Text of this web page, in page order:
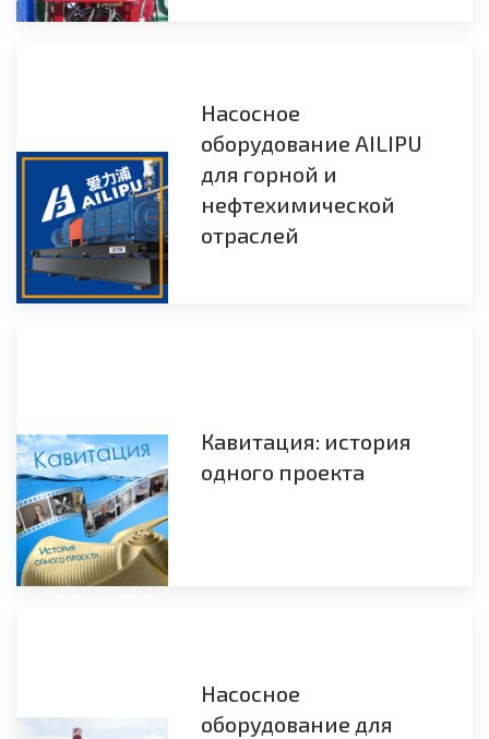
Насосное
оборудование AILIPU
для горной и
нефтехимической
отраслей
Кавитация: история
одного проекта
Насосное
оборудование для